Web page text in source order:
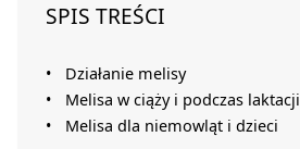
SPIS TREŚCI
Działanie melisy
Melisa w ciąży i podczas laktacji
Melisa dla niemowląt i dzieci